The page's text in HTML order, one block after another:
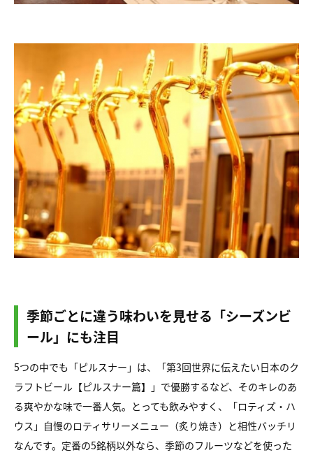
季節ごとに違う味わいを見せる「シーズンビ
ール」にも注目
5つの中でも「ピルスナー」は、「第3回世界に伝えたい日本のク
ラフトビール【ピルスナー篇】」で優勝するなど、そのキレのあ
る爽やかな味で一番人気。とっても飲みやすく、「ロティズ・ハ
ウス」自慢のロティサリーメニュー（炙り焼き）と相性バッチリ
なんです。定番の5銘柄以外なら、季節のフルーツなどを使った